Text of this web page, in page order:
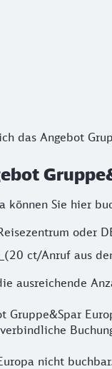
das Angebot
können Sie hier
oder
(20 ct/Anruf aus
ausreichende
Gruppe&Spar
nicht